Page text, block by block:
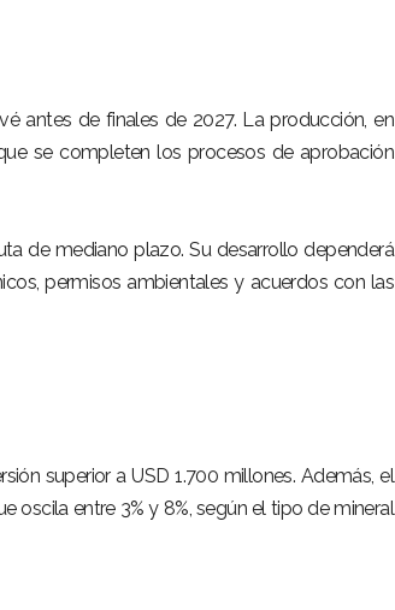
antes de finales de 2027. La producción, en
se completen los procesos de aprobación
de mediano plazo. Su desarrollo dependerá
permisos ambientales y acuerdos con las
superior a USD 1.700 millones. Además, el
oscila entre 3% y 8%, según el tipo de mineral